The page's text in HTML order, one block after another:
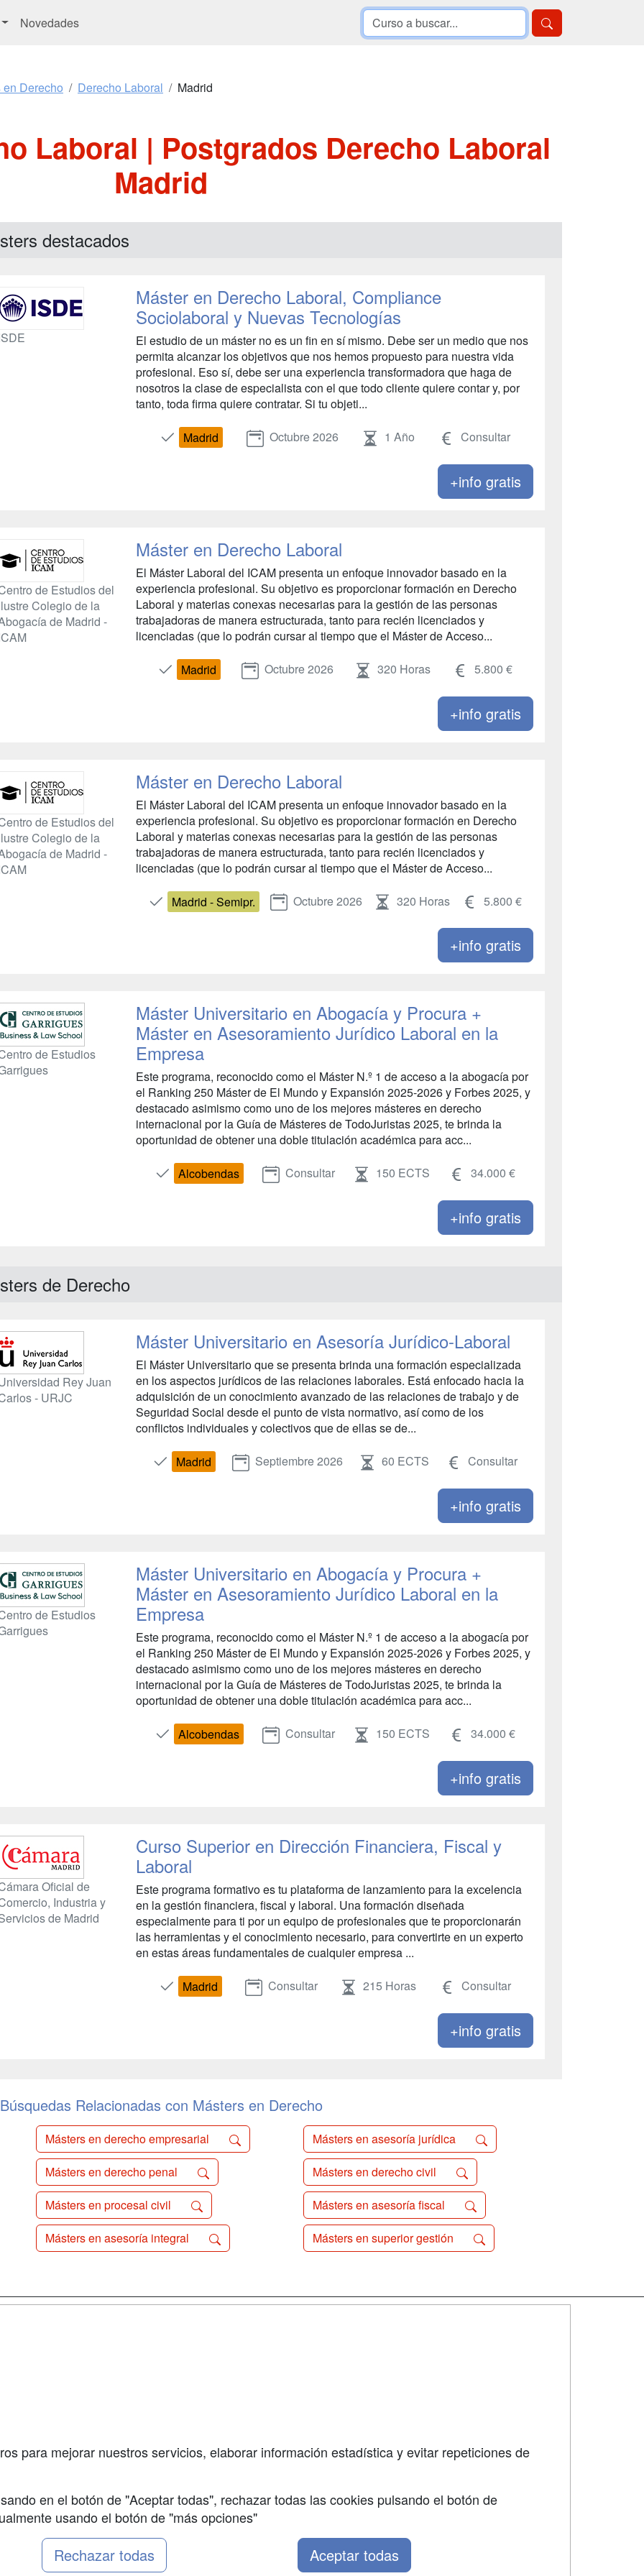
Novedades
Derecho Derecho Laboral Madrid
Laboral | Postgrados Derecho Laboral
Madrid
destacados
Máster en Derecho Laboral, Compliance
Sociolaboral y Nuevas Tecnologías
El estudio de un máster no es un fin en sí mismo. Debe ser un medio que nos
permita alcanzar los objetivos que nos hemos propuesto para nuestra vida
profesional. Eso sí, debe ser una experiencia transformadora que haga de
nosotros la clase de especialista con el que todo cliente quiere contar y, por
tanto, toda firma quiere contratar. Si tu objeti...
Madrid Octubre 2026 1 Año Consultar
+info gratis
de Estudios del
Colegio de la
de Madrid -
Máster en Derecho Laboral
El Máster Laboral del ICAM presenta un enfoque innovador basado en la
experiencia profesional. Su objetivo es proporcionar formación en Derecho
Laboral y materias conexas necesarias para la gestión de las personas
trabajadoras de manera estructurada, tanto para recién licenciados y
licenciadas (que lo podrán cursar al tiempo que el Máster de Acceso...
Madrid Octubre 2026 320 Horas 5.800 €
+info gratis
de Estudios del
Colegio de la
de Madrid -
Máster en Derecho Laboral
El Máster Laboral del ICAM presenta un enfoque innovador basado en la
experiencia profesional. Su objetivo es proporcionar formación en Derecho
Laboral y materias conexas necesarias para la gestión de las personas
trabajadoras de manera estructurada, tanto para recién licenciados y
licenciadas (que lo podrán cursar al tiempo que el Máster de Acceso...
Madrid - Semipr. Octubre 2026 320 Horas 5.800 €
+info gratis
de Estudios
Máster Universitario en Abogacía y Procura +
Máster en Asesoramiento Jurídico Laboral en la
Empresa
Este programa, reconocido como el Máster N.º 1 de acceso a la abogacía por
el Ranking 250 Máster de El Mundo y Expansión 2025-2026 y Forbes 2025, y
destacado asimismo como uno de los mejores másteres en derecho
internacional por la Guía de Másteres de TodoJuristas 2025, te brinda la
oportunidad de obtener una doble titulación académica para acc...
Alcobendas Consultar 150 ECTS 34.000 €
+info gratis
de Derecho
Rey Juan
- URJC
Máster Universitario en Asesoría Jurídico-Laboral
El Máster Universitario que se presenta brinda una formación especializada
en los aspectos jurídicos de las relaciones laborales. Está enfocado hacia la
adquisición de un conocimiento avanzado de las relaciones de trabajo y de
Seguridad Social desde el punto de vista normativo, así como de los
conflictos individuales y colectivos que de ellas se de...
Madrid Septiembre 2026 60 ECTS Consultar
+info gratis
de Estudios
Máster Universitario en Abogacía y Procura +
Máster en Asesoramiento Jurídico Laboral en la
Empresa
Este programa, reconocido como el Máster N.º 1 de acceso a la abogacía por
el Ranking 250 Máster de El Mundo y Expansión 2025-2026 y Forbes 2025, y
destacado asimismo como uno de los mejores másteres en derecho
internacional por la Guía de Másteres de TodoJuristas 2025, te brinda la
oportunidad de obtener una doble titulación académica para acc...
Alcobendas Consultar 150 ECTS 34.000 €
+info gratis
Oficial de
Industria y
de Madrid
Curso Superior en Dirección Financiera, Fiscal y
Laboral
Este programa formativo es tu plataforma de lanzamiento para la excelencia
en la gestión financiera, fiscal y laboral. Una formación diseñada
especialmente para ti por un equipo de profesionales que te proporcionarán
las herramientas y el conocimiento necesario, para convertirte en un experto
en estas áreas fundamentales de cualquier empresa ...
Madrid Consultar 215 Horas Consultar
+info gratis
Búsquedas Relacionadas con Másters en Derecho
Másters en derecho empresarial
Másters en asesoría jurídica
Másters en derecho penal
Másters en derecho civil
Másters en procesal civil
Másters en asesoría fiscal
Másters en asesoría integral
Másters en superior gestión
para mejorar nuestros servicios, elaborar información estadística y evitar repeticiones de
en el botón de "Aceptar todas", rechazar todas las cookies pulsando el botón de
usando el botón de "más opciones"
Rechazar todas Aceptar todas